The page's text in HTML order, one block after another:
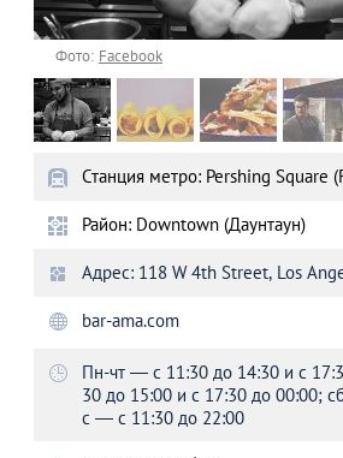
Фото: Facebook
Станция метро: Pershing Square
Район: Downtown (Даунтаун)
Адрес: 118 W 4th Street, Los
bar-ama.com
Пн-чт ― с 11:30 до 14:30 и с
30 до 15:00 и с 17:30 до 00:00;
с ― с 11:30 до 22:00